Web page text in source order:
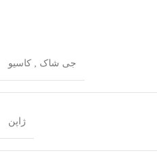
جی شاک کاسیو
ژاپن